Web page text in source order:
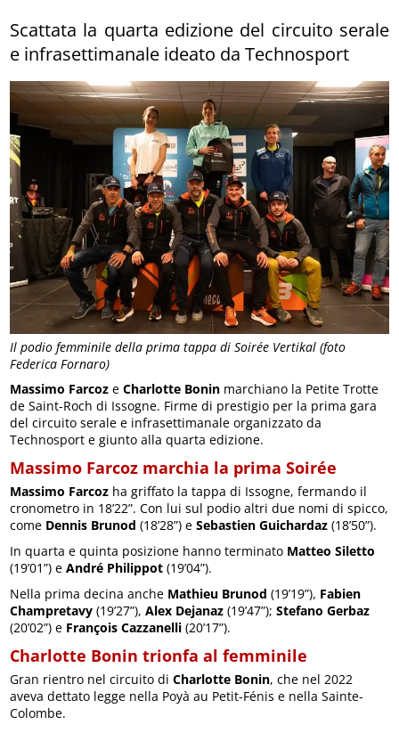
Il podio femminile della prima tappa di Soirée Vertikal (foto
Federica Fornaro)
Scattata la quarta edizione del circuito serale
e infrasettimanale ideato da Technosport
Massimo Farcoz eCharlotte Bonin marchiano la Petite Trotte
de Saint-Roch di Issogne. Firme di prestigio per la prima gara
del circuito serale e infrasettimanale organizzato da
Technosport e giunto alla quarta edizione.
Massimo Farcoz marchia la prima Soirée
Massimo Farcoz ha griffato la tappa di Issogne, fermando il
cronometro in 18’22”. Con lui sul podio altri due nomi di spicco,
come Dennis Brunod (18’28”) eSebastien Guichardaz (18’50”).
In quarta e quinta posizione hanno terminato Matteo Siletto
(19’01”) eAndré Philippot (19’04”).
Nella prima decina anche Mathieu Brunod (19’19”), Fabien
Champretavy (19’27”),Alex Dejanaz (19’47”);Stefano Gerbaz
(20’02”) e François Cazzanelli (20’17”).
Charlotte Bonin trionfa al femminile
Gran rientro nel circuito diCharlotte Bonin, che nel 2022
aveva dettato legge nella Poyà au Petit-Fénis e nella Sainte-
Colombe.